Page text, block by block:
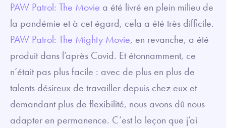
PAW Patrol: The Movie a été livré en plein milieu de
la pandémie et à cet égard, cela a été très difficile.
PAW Patrol: The Mighty Movie, en revanche, a été
produit dans l’après Covid. Et étonnamment, ce
n’était pas plus facile : avec de plus en plus de
talents désireux de travailler depuis chez eux et
demandant plus de flexibilité, nous avons dû nous
adapter en permanence. C’est la leçon que j’ai